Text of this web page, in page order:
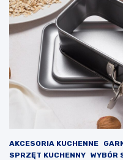
AKCESORIA KUCHENNE
SPRZĘT KUCHENNY WYBÓR